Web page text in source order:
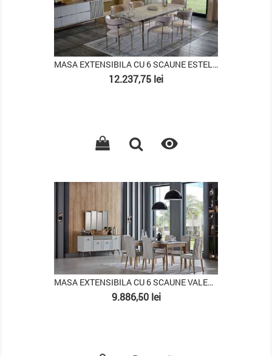
MASA EXTENSIBILA CU 6 SCAUNE ESTELLA
Pret
12.237,75 lei

MASA EXTENSIBILA CU 6 SCAUNE VALENCIA
Pret
9.886,50 lei